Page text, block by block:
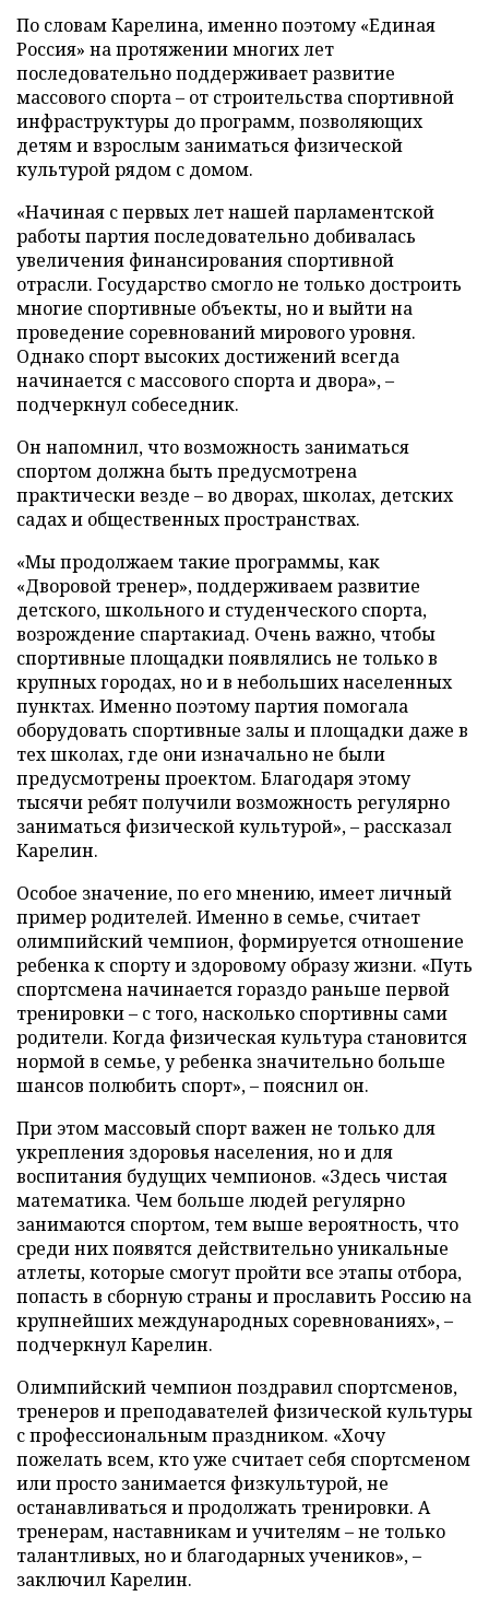
По словам Карелина, именно поэтому «Единая
Россия» на протяжении многих лет
последовательно поддерживает развитие
массового спорта – от строительства спортивной
инфраструктуры до программ, позволяющих
детям и взрослым заниматься физической
культурой рядом с домом.
«Начиная с первых лет нашей парламентской
работы партия последовательно добивалась
увеличения финансирования спортивной
отрасли. Государство смогло не только достроить
многие спортивные объекты, но и выйти на
проведение соревнований мирового уровня.
Однако спорт высоких достижений всегда
начинается с массового спорта и двора», –
подчеркнул собеседник.
Он напомнил, что возможность заниматься
спортом должна быть предусмотрена
практически везде – во дворах, школах, детских
садах и общественных пространствах.
«Мы продолжаем такие программы, как
«Дворовой тренер», поддерживаем развитие
детского, школьного и студенческого спорта,
возрождение спартакиад. Очень важно, чтобы
спортивные площадки появлялись не только в
крупных городах, но и в небольших населенных
пунктах. Именно поэтому партия помогала
оборудовать спортивные залы и площадки даже в
тех школах, где они изначально не были
предусмотрены проектом. Благодаря этому
тысячи ребят получили возможность регулярно
заниматься физической культурой», – рассказал
Карелин.
Особое значение, по его мнению, имеет личный
пример родителей. Именно в семье, считает
олимпийский чемпион, формируется отношение
ребенка к спорту и здоровому образу жизни. «Путь
спортсмена начинается гораздо раньше первой
тренировки – с того, насколько спортивны сами
родители. Когда физическая культура становится
нормой в семье, у ребенка значительно больше
шансов полюбить спорт», – пояснил он.
При этом массовый спорт важен не только для
укрепления здоровья населения, но и для
воспитания будущих чемпионов. «Здесь чистая
математика. Чем больше людей регулярно
занимаются спортом, тем выше вероятность, что
среди них появятся действительно уникальные
атлеты, которые смогут пройти все этапы отбора,
попасть в сборную страны и прославить Россию на
крупнейших международных соревнованиях», –
подчеркнул Карелин.
Олимпийский чемпион поздравил спортсменов,
тренеров и преподавателей физической культуры
с профессиональным праздником. «Хочу
пожелать всем, кто уже считает себя спортсменом
или просто занимается физкультурой, не
останавливаться и продолжать тренировки. А
тренерам, наставникам и учителям – не только
талантливых, но и благодарных учеников», –
заключил Карелин.